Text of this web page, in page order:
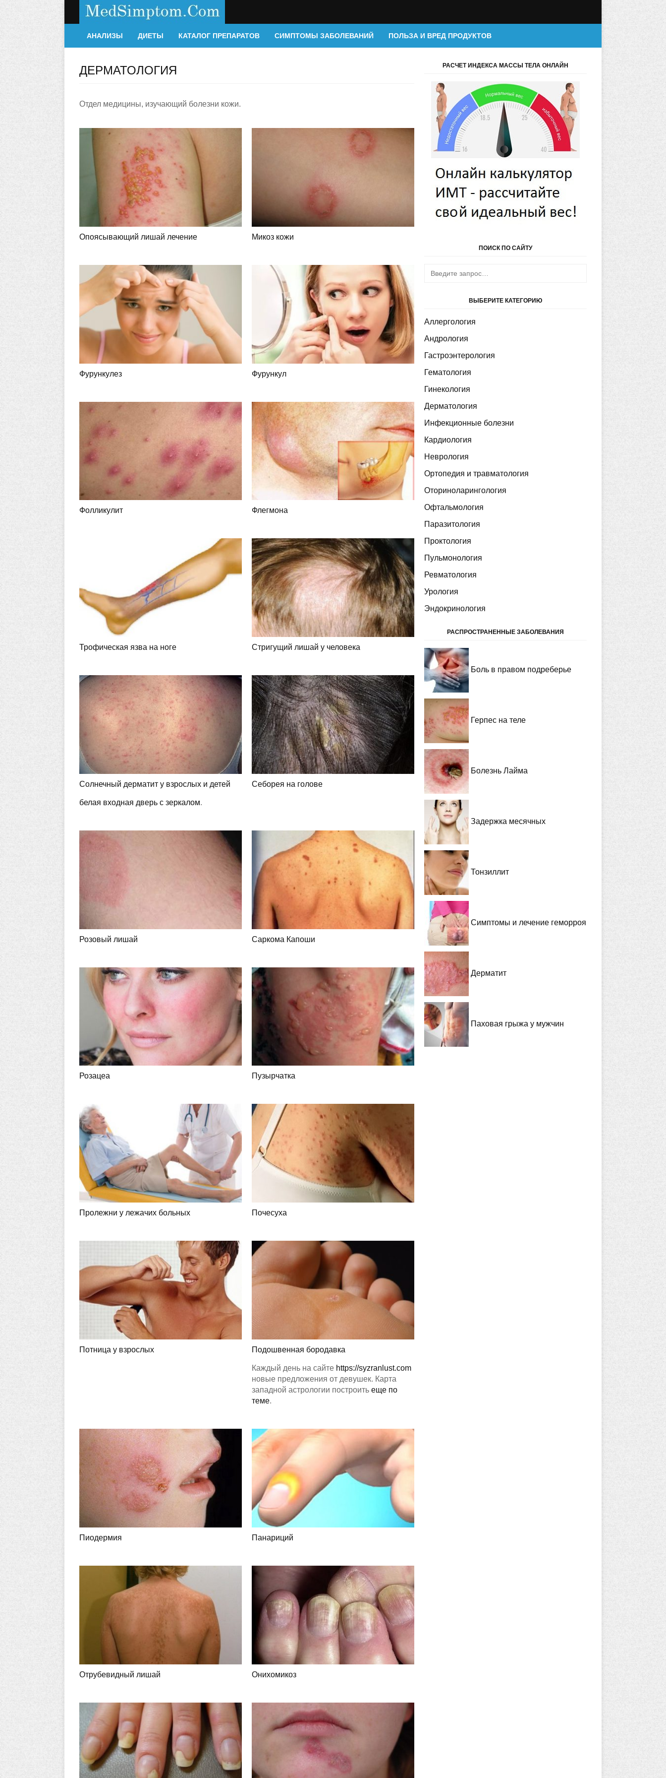
АНАЛИЗЫ ДИЕТЫ КАТАЛОГ ПРЕПАРАТОВ СИМПТОМЫ ЗАБОЛЕВАНИЙ ПОЛЬЗА И ВРЕД ПРОДУКТОВ
ДЕРМАТОЛОГИЯ
Отдел медицины, изучающий болезни кожи.
Опоясывающий лишай лечение Микоз кожи
Фурункулез Фурункул
Фолликулит Флегмона
Трофическая язва на ноге Стригущий лишай у человека
Солнечный дерматит у взрослых и детей
белая входная дверь с зеркалом.
Себорея на голове
Розовый лишай Саркома Капоши
Розацеа Пузырчатка
Пролежни у лежачих больных Почесуха
Потница у взрослых Подошвенная бородавка
Каждый день на сайте https://syzranlust.com
новые предложения от девушек. Карта
западной астрологии построить еще по
теме.
Пиодермия Панариций
Отрубевидный лишай Онихомикоз
РАСЧЕТ ИНДЕКСА МАССЫ ТЕЛА ОНЛАЙН
ПОИСК ПО САЙТУ
ВЫБЕРИТЕ КАТЕГОРИЮ
Аллергология
Андрология
Гастроэнтерология
Гематология
Гинекология
Дерматология
Инфекционные болезни
Кардиология
Неврология
Ортопедия и травматология
Оториноларингология
Офтальмология
Паразитология
Проктология
Пульмонология
Ревматология
Урология
Эндокринология
РАСПРОСТРАНЕННЫЕ ЗАБОЛЕВАНИЯ
Боль в правом подреберье
Герпес на теле
Болезнь Лайма
Задержка месячных
Тонзиллит
Симптомы и лечение геморроя
Дерматит
Паховая грыжа у мужчин